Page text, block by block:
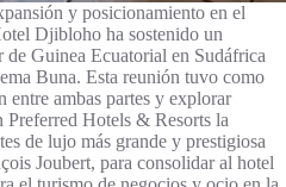
y posicionamiento en el
Djibloho ha sostenido un
Guinea Ecuatorial en Sudáfrica
Buna. Esta reunión tuvo como
ambas partes y explorar
Preferred Hotels & Resorts la
de lujo más grande y prestigiosa
Joubert, para consolidar al hotel